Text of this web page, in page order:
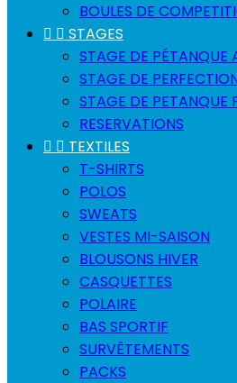
BOULES DE
  STAGES
STAGE DE PÉTANQUE
STAGE DE
STAGE DE PETANQUE
RESERVATIONS
  TEXTILES
T-SHIRTS
POLOS
SWEATS
VESTES MI-SAISON
BLOUSONS HIVER
CASQUETTES
POLAIRE
BAS SPORTIF
SURVÊTEMENTS
PACKS